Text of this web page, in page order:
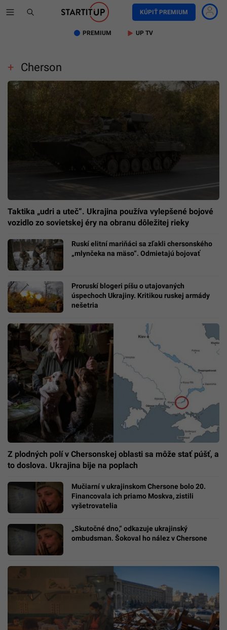
KÚPIŤ PREMIUM
PREMIUM UP TV
Cherson
Taktika „udri a uteč“. Ukrajina používa vylepšené bojové
vozidlo zo sovietskej éry na obranu dôležitej rieky
Ruskí elitní mariňáci sa zľakli chersonského
„mlynčeka na mäso“. Odmietajú bojovať
Proruskí blogeri píšu o utajovaných
úspechoch Ukrajiny. Kritikou ruskej armády
nešetria
Z plodných polí v Chersonskej oblasti sa môže stať púšť, a
to doslova. Ukrajina bije na poplach
Mučiarní v ukrajinskom Chersone bolo 20.
Financovala ich priamo Moskva, zistili
vyšetrovatelia
„Skutočné dno,“ odkazuje ukrajinský
ombudsman. Šokoval ho nález v Chersone